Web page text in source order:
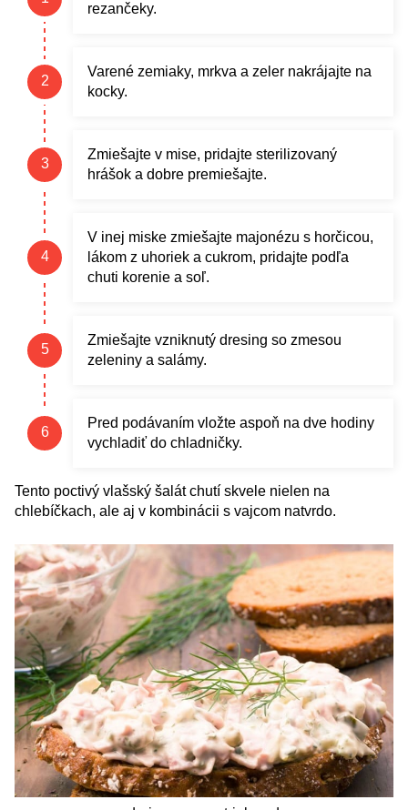
rezančeky.
Varené zemiaky, mrkva a zeler nakrájajte na
kocky.
Zmiešajte v mise, pridajte sterilizovaný
hrášok a dobre premiešajte.
V inej miske zmiešajte majonézu s horčicou,
lákom z uhoriek a cukrom, pridajte podľa
chuti korenie a soľ.
Zmiešajte vzniknutý dresing so zmesou
zeleniny a salámy.
Pred podávaním vložte aspoň na dve hodiny
vychladiť do chladničky.
Tento poctivý vlašský šalát chutí skvele nielen na
chlebíčkach, ale aj v kombinácii s vajcom natvrdo.